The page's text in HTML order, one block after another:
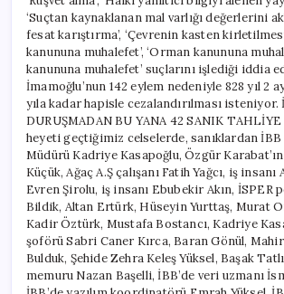
‘Suçtan kaynaklanan mal varlığı değerlerini
fesat karıştırma’, ‘Çevrenin kasten
kanununa muhalefet’, ‘Orman kanununa
kanununa muhalefet’ suçlarını işlediği iddia
İmamoğlu’nun 142 eylem nedeniyle 828 yıl 2
yıla kadar hapisle cezalandırılması isteniyor.
DURUŞMADAN BU YANA 42 SANIK
heyeti geçtiğimiz celselerde, sanıklardan İBB
Müdürü Kadriye Kasapoğlu, Özgür
Küçük, Ağaç A.Ş çalışanı Fatih Yağcı, iş
Evren Şirolu, iş insanı Ebubekir Akın, İSPER
Bildik, Altan Ertürk, Hüseyin Yurttaş, Murat
Kadir Öztürk, Mustafa Bostancı, Kadriye
şoförü Sabri Caner Kırca, Baran Gönül,
Bulduk, Şehide Zehra Keleş Yüksel, Başak
memuru Nazan Başelli, İBB’de veri uzmanı